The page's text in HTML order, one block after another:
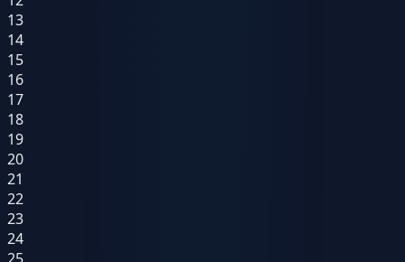
13
14
15
16
17
18
19
20
21
22
23
24